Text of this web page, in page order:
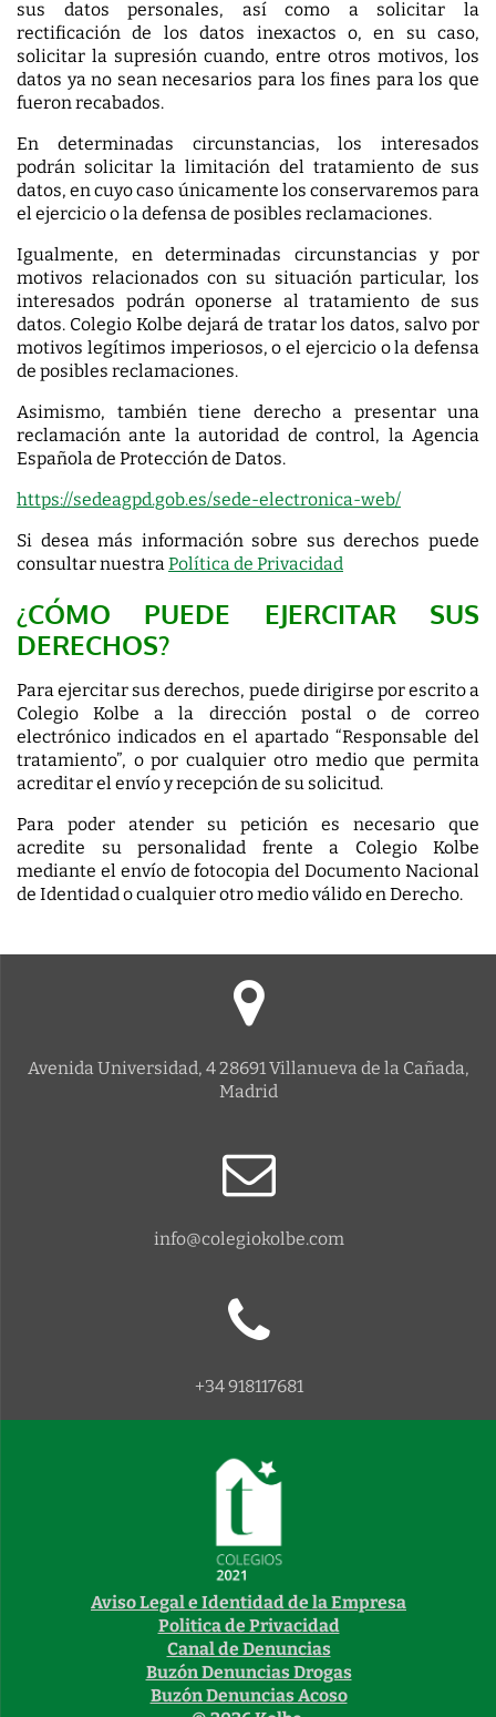
sus datos personales, así como a solicitar la
rectificación de los datos inexactos o, en su caso,
solicitar la supresión cuando, entre otros motivos, los
datos ya no sean necesarios para los fines para los que
fueron recabados.
En determinadas circunstancias, los interesados
podrán solicitar la limitación del tratamiento de sus
datos, en cuyo caso únicamente los conservaremos para
el ejercicio o la defensa de posibles reclamaciones.
Igualmente, en determinadas circunstancias y por
motivos relacionados con su situación particular, los
interesados podrán oponerse al tratamiento de sus
datos. Colegio Kolbe dejará de tratar los datos, salvo por
motivos legítimos imperiosos, o el ejercicio o la defensa
de posibles reclamaciones.
Asimismo, también tiene derecho a presentar una
reclamación ante la autoridad de control, la Agencia
Española de Protección de Datos.
https://sedeagpd.gob.es/sede-electronica-web/
Si desea más información sobre sus derechos puede
consultar nuestraPolítica de Privacidad
¿CÓMO PUEDE EJERCITAR SUS
DERECHOS?
Para ejercitar sus derechos, puede dirigirse por escrito a
Colegio Kolbe a la dirección postal o de correo
electrónico indicados en el apartado “Responsable del
tratamiento”, o por cualquier otro medio que permita
acreditar el envío y recepción de su solicitud.
Para poder atender su petición es necesario que
acredite su personalidad frente a Colegio Kolbe
mediante el envío de fotocopia del Documento Nacional
de Identidad o cualquier otro medio válido en Derecho.
Avenida Universidad, 4 28691 Villanueva de la Cañada,
Madrid
info@colegiokolbe.com
+34 918117681
Aviso Legal e Identidad de la Empresa
Politica de Privacidad
Canal de Denuncias
Buzón Denuncias Drogas
Buzón Denuncias Acoso